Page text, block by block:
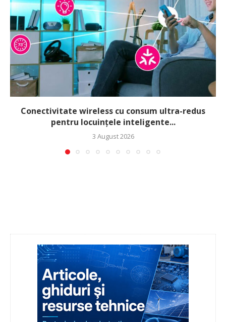
Conectivitate wireless cu consum ultra-redus
pentru locuințele inteligente...
3 August 2026